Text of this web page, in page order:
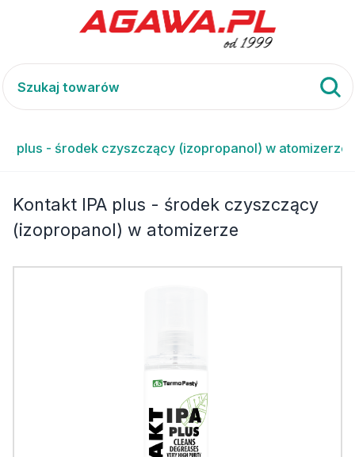
plus - środek czyszczący (izopropanol) w atomizerze
Kontakt IPA plus - środek czyszczący
(izopropanol) w atomizerze